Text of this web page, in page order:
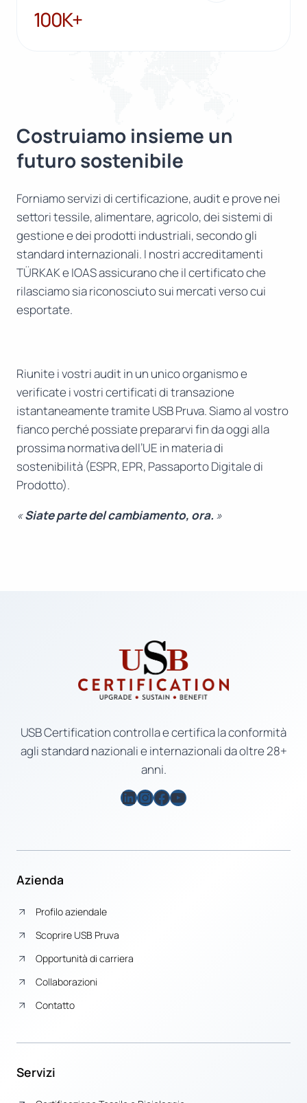
100K+
100K+
Costruiamo insieme un
futuro sostenibile
Forniamo servizi di certificazione, audit e prove nei
settori tessile, alimentare, agricolo, dei sistemi di
gestione e dei prodotti industriali, secondo gli
standard internazionali. I nostri accreditamenti
TÜRKAK e IOAS assicurano che il certificato che
rilasciamo sia riconosciuto sui mercati verso cui
esportate.
Riunite i vostri audit in un unico organismo e
verificate i vostri certificati di transazione
istantaneamente tramite USB Pruva. Siamo al vostro
fianco perché possiate prepararvi fin da oggi alla
prossima normativa dell’UE in materia di
sostenibilità (ESPR, EPR, Passaporto Digitale di
Prodotto).
«Siate parte del cambiamento, ora. »
USB Certification controlla e certifica la conformità
agli standard nazionali e internazionali da oltre 28+
anni.
LinkedIn
Instagram
Facebook
YouTube
Azienda
Profilo aziendale
Scoprire USB Pruva
Opportunità di carriera
Collaborazioni
Contatto
Servizi